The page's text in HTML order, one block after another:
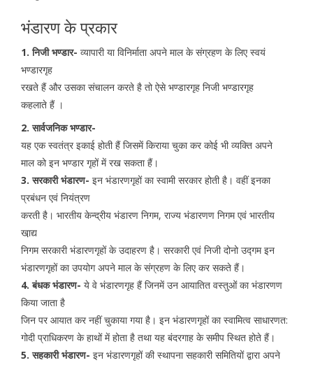
भंडारण के प्रकार
1. निजी भण्डार- व्यापारी या विनिर्माता अपने माल के संग्रहण के लिए स्वयं
भण्डारगृह
रखते हैं और उसका संचालन करते है तो ऐसे भण्डारगृह निजी भण्डारगृह
कहलाते हैं ।
2. सार्वजनिक भण्डार-
यह एक स्वतंत्र इकाई होती हैं जिसमें किराया चुका कर कोई भी व्यक्ति अपने
माल को इन भण्डार गृहों में रख सकता हैं।
3. सरकारी भंडारण- इन भंडारणगृहों का स्वामी सरकार होती है। वहीं इनका
प्रबंधन एवं नियंत्रण
करती है। भारतीय केन्द्रीय भंडारण निगम, राज्य भंडारणण निगम एवं भारतीय
खा़द्य
निगम सरकारी भंडारणगृहों के उदाहरण है। सरकारी एवं निजी दोनो उद्गम इन
भंडारणगृहों का उपयोग अपने माल के संग्रहण के लिए कर सकते हैं।
4. बंधक भंडारण- ये वे भंडारणगृह हैं जिनमें उन आयातित वस्तुओं का भंडारणण
किया जाता है
जिन पर आयात कर नहीं चुकाया गया है। इन भंडारणगृहों का स्वामित्व साधारणत:
गोदी प्राधिकरण के हाथों में होता है तथा यह बंदरगाह के समीप स्थित होते हैं।
5. सहकारी भंडारण- इन भंडारणगृहों की स्थापना सहकारी समितियों द्वारा अपने